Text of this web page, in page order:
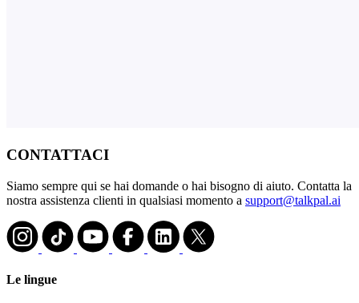
CONTATTACI
Siamo sempre qui se hai domande o hai bisogno di aiuto. Contatta la
nostra assistenza clienti in qualsiasi momento a support@talkpal.ai
Le lingue